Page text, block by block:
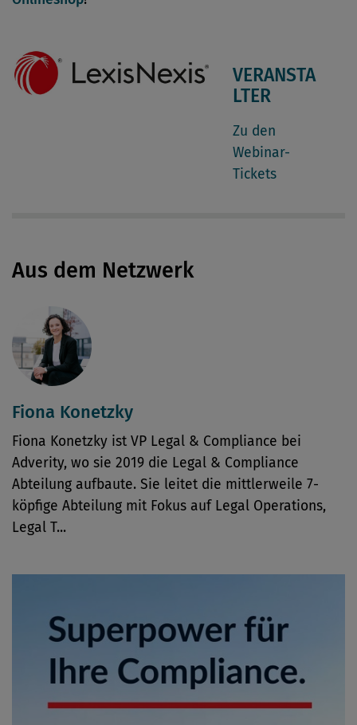
VERANSTA
LTER
Zu den
Webinar-
Tickets
Aus dem Netzwerk
Fiona Konetzky
Fiona Konetzky ist VP Legal & Compliance bei
Adverity, wo sie 2019 die Legal & Compliance
Abteilung aufbaute. Sie leitet die mittlerweile 7-
köpfige Abteilung mit Fokus auf Legal Operations,
Legal T...